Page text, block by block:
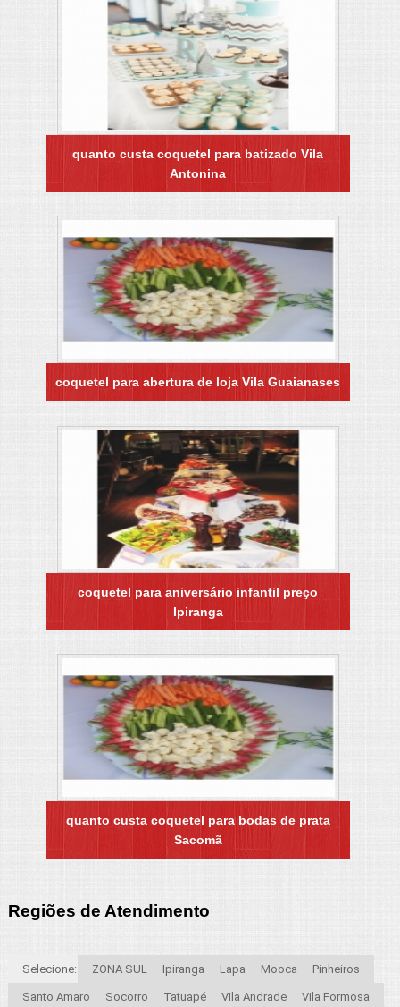
quanto custa coquetel para batizado Vila
Antonina
coquetel para abertura de loja Vila Guaianases
coquetel para aniversário infantil preço
Ipiranga
quanto custa coquetel para bodas de prata
Sacomã
Regiões de Atendimento
Selecione: ZONA SUL Ipiranga Lapa Mooca Pinheiros
Santo Amaro Socorro Tatuapé Vila Andrade Vila Formosa